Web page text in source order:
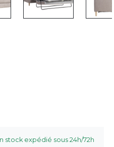
stock expédié sous 24h/72h